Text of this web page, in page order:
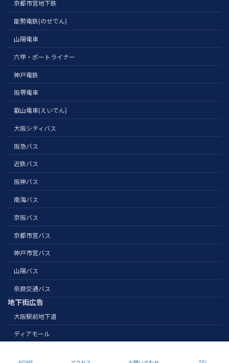
京都市営地下鉄
能勢電鉄(のせでん)
山陽電車
六甲・ポートライナー
神戸電鉄
阪堺電車
叡山電車(えいでん)
大阪シティバス
阪急バス
近鉄バス
阪神バス
南海バス
京阪バス
京都市営バス
神戸市営バス
山陽バス
奈良交通バス
地下街広告
大阪駅前地下道
ディアモール